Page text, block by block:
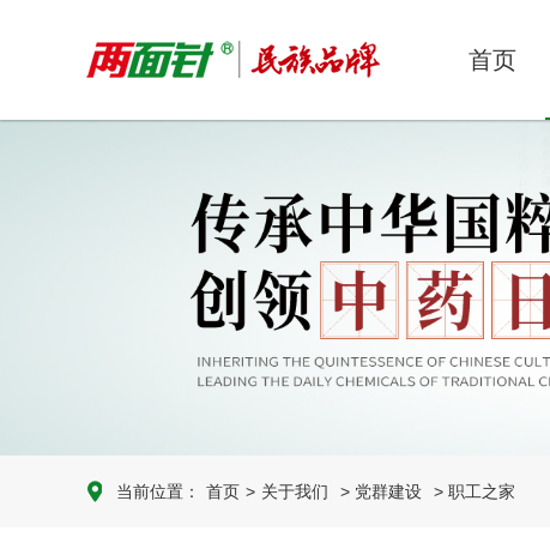
首页
当前位置： 首页 > 关于我们 > 党群建设 > 职工之家